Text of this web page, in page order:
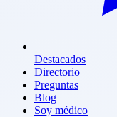
Destacados
Directorio
Preguntas
Blog
Soy médico